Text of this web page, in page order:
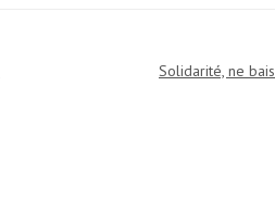
Solidarité, ne